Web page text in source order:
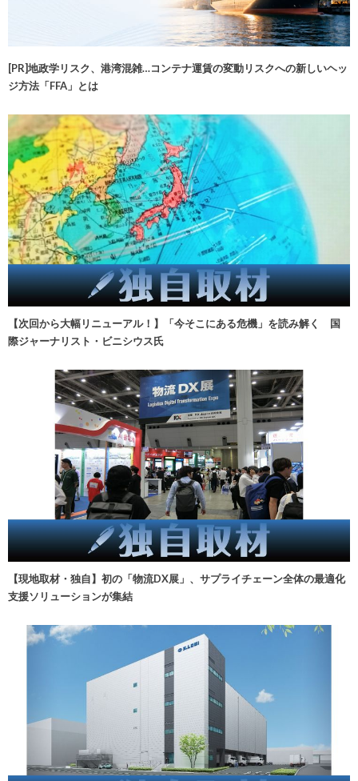
[PR]地政学リスク、港湾混雑…コンテナ運賃の変動リスクへの新しいヘッ
ジ方法「FFA」とは
【次回から大幅リニューアル！】「今そこにある危機」を読み解く 国
際ジャーナリスト・ビニシウス氏
【現地取材・独自】初の「物流DX展」、サプライチェーン全体の最適化
支援ソリューションが集結